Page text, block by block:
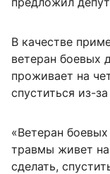
В качестве
ветеран боевых
проживает на
спуститься из-
«Ветеран
травмы живет
сделать,